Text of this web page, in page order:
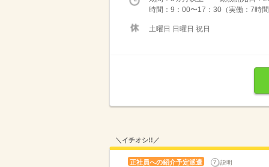
時間：9：00〜17：30（実働：7時
土曜日 日曜日 祝日
＼イチオシ!!／
正社員への紹介予定派遣 説明